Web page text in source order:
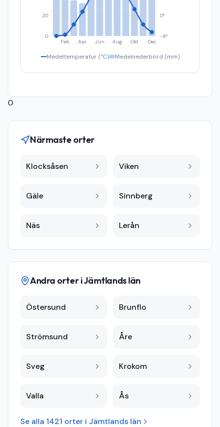
Feb Apr Jun Aug Okt Dec
0
20
-8°
0°
Medeltemperatur (°C) Medelnederbörd (mm)
0
Närmaste orter
Klocksåsen Viken
Gäle Sinnberg
Näs Lerån
Andra orter iJämtlands län
Östersund Brunflo
Strömsund Åre
Sveg Krokom
Valla Ås
Se alla 1421 orter i Jämtlands län